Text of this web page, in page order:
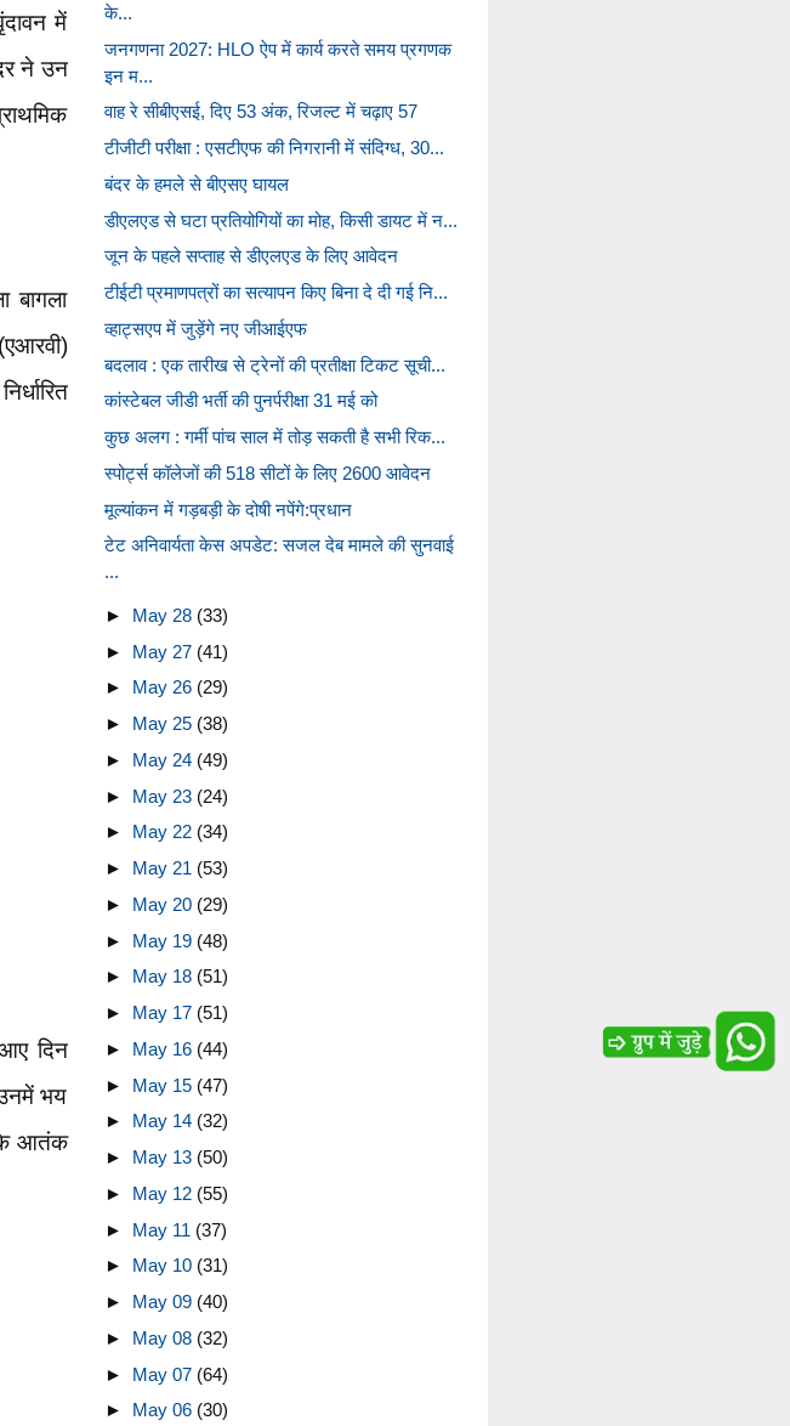
में
ने उन
बागला
दिन
भय
के आतंक
के...
जनगणना 2027: HLO ऐप में कार्य करते समय प्रगणक
इन म...
वाह रे सीबीएसई, दिए 53 अंक, रिजल्ट में चढ़ाए 57
टीजीटी परीक्षा : एसटीएफ की निगरानी में संदिग्ध, 30...
बंदर के हमले से बीएसए घायल
डीएलएड से घटा प्रतियोगियों का मोह, किसी डायट में न...
जून के पहले सप्ताह से डीएलएड के लिए आवेदन
टीईटी प्रमाणपत्रों का सत्यापन किए बिना दे दी गई नि...
व्हाट्सएप में जुड़ेंगे नए जीआईएफ
बदलाव : एक तारीख से ट्रेनों की प्रतीक्षा टिकट सूची...
कांस्टेबल जीडी भर्ती की पुनर्परीक्षा 31 मई को
कुछ अलग : गर्मी पांच साल में तोड़ सकती है सभी रिक...
स्पोर्ट्स कॉलेजों की 518 सीटों के लिए 2600 आवेदन
मूल्यांकन में गड़बड़ी के दोषी नपेंगे:प्रधान
टेट अनिवार्यता केस अपडेट: सजल देब मामले की सुनवाई
...
► May 28 (33)
► May 27 (41)
► May 26 (29)
► May 25 (38)
► May 24 (49)
► May 23 (24)
► May 22 (34)
► May 21 (53)
► May 20 (29)
► May 19 (48)
► May 18 (51)
► May 17 (51)
► May 16 (44)
► May 15 (47)
► May 14 (32)
► May 13 (50)
► May 12 (55)
► May 11 (37)
► May 10 (31)
► May 09 (40)
► May 08 (32)
► May 07 (64)
► May 06 (30)